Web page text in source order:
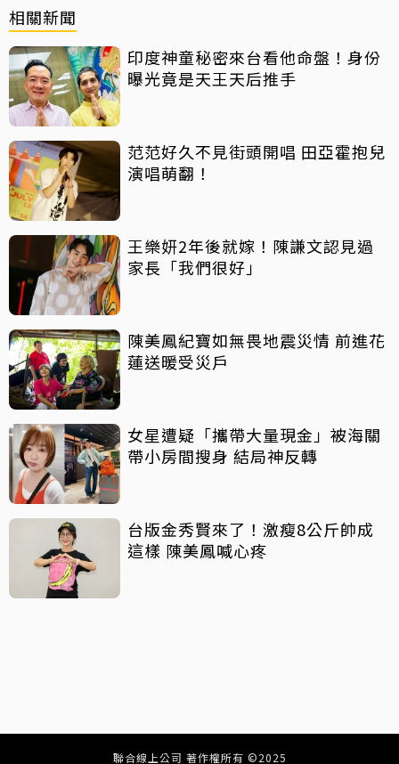
相關新聞
印度神童秘密來台看他命盤！身份
曝光竟是天王天后推手
范范好久不見街頭開唱 田亞霍抱兒
演唱萌翻！
王樂妍2年後就嫁！陳謙文認見過
家長「我們很好」
陳美鳳紀寶如無畏地震災情 前進花
蓮送暖受災戶
女星遭疑「攜帶大量現金」被海關
帶小房間搜身 結局神反轉
台版金秀賢來了！激瘦8公斤帥成
這樣 陳美鳳喊心疼
聯合線上公司 著作權所有 ©2025